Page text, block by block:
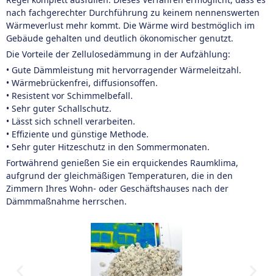
nach fachgerechter Durchführung zu keinem nennenswerten
Wärmeverlust mehr kommt. Die Wärme wird bestmöglich im
Gebäude gehalten und deutlich ökonomischer genutzt.
Die Vorteile der Zellulosedämmung in der Aufzählung:
• Gute Dämmleistung mit hervorragender Wärmeleitzahl.
• Wärmebrückenfrei, diffusionsoffen.
• Resistent vor Schimmelbefall.
• Sehr guter Schallschutz.
• Lässt sich schnell verarbeiten.
• Effiziente und günstige Methode.
• Sehr guter Hitzeschutz in den Sommermonaten.
Fortwährend genießen Sie ein erquickendes Raumklima,
aufgrund der gleichmäßigen Temperaturen, die in den
Zimmern Ihres Wohn- oder Geschäftshauses nach der
Dämmmaßnahme herrschen.